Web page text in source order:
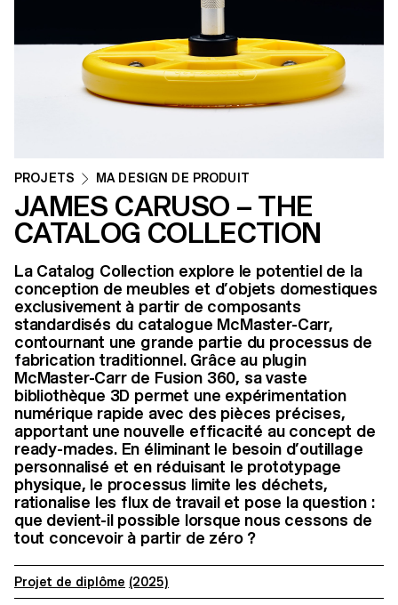
PROJETS MA DESIGN DE PRODUIT
JAMES CARUSO – THE
CATALOG COLLECTION
La Catalog Collection explore le potentiel de la
conception de meubles et d’objets domestiques
exclusivement à partir de composants
standardisés du catalogue McMaster-Carr,
contournant une grande partie du processus de
fabrication traditionnel. Grâce au plugin
McMaster-Carr de Fusion 360, sa vaste
bibliothèque 3D permet une expérimentation
numérique rapide avec des pièces précises,
apportant une nouvelle efficacité au concept de
ready-mades. En éliminant le besoin d’outillage
personnalisé et en réduisant le prototypage
physique, le processus limite les déchets,
rationalise les flux de travail et pose la question :
que devient-il possible lorsque nous cessons de
tout concevoir à partir de zéro ?
Projet de diplôme (2025)